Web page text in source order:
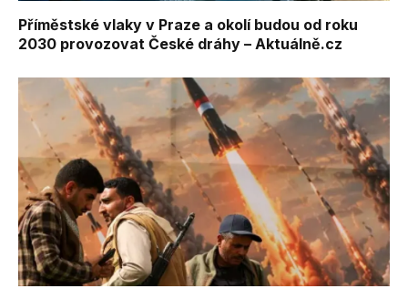
Příměstské vlaky v Praze a okolí budou od roku
2030 provozovat České dráhy – Aktuálně.cz